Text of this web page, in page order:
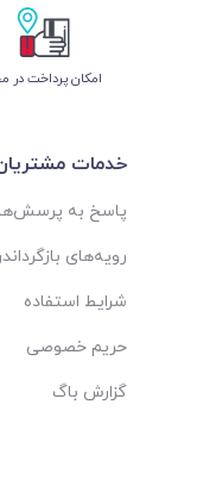
امکان پرداخت در
خدمات
پاسخ به
رویه‌های
شرایط استفاده
حریم خصوصی
گزارش باگ